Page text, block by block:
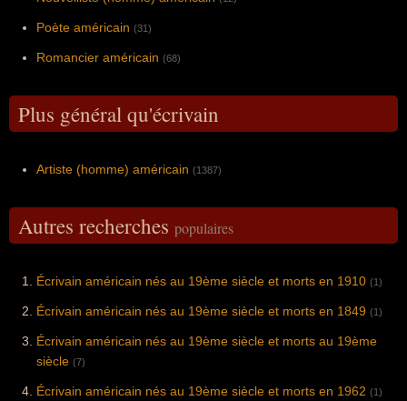
Poète américain (31)
Romancier américain (68)
Plus général qu'écrivain
Artiste (homme) américain (1387)
Autres recherches populaires
Écrivain américain nés au 19ème siècle et morts en 1910 (1)
Écrivain américain nés au 19ème siècle et morts en 1849 (1)
Écrivain américain nés au 19ème siècle et morts au 19ème
siècle (7)
Écrivain américain nés au 19ème siècle et morts en 1962 (1)